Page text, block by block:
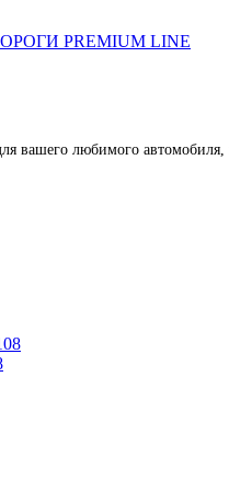
PREMIUM LINE
вашего любимого